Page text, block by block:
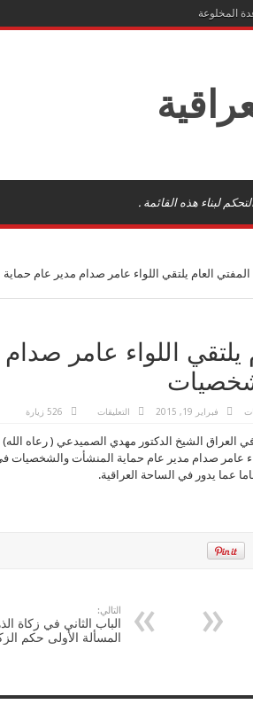
لبناء هذه القائمة .
العام يلتقي اللواء عامر صدام مدير عام
اللواء عامر
فبراير 19, 2015 التعليقات
العام
يلتقي
اللواء
526 زيارة
العراق الشيخ الدكتور مهدي الصميدعي ( رعاه
العام اللواء عامر صدام مدير عام حماية المنشأت
عما يدور في الساحة العراقية.
التالي:
الباب الثاني في زكاة
المسألة الأولى حكم